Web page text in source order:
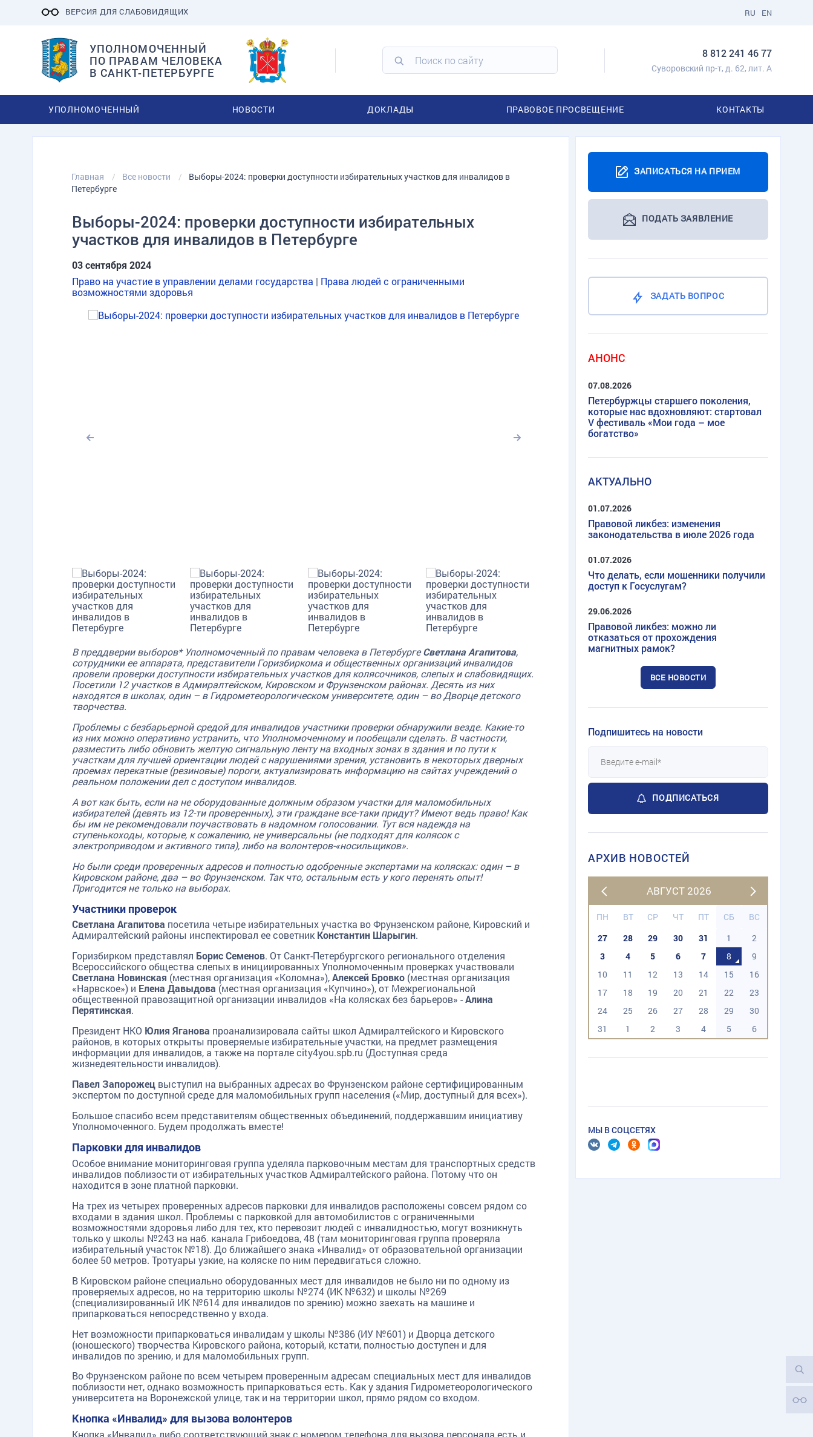
ВЕРСИЯ ДЛЯ СЛАБОВИДЯЩИХ EN
RU
УПОЛНОМОЧЕННЫЙ
ПО ПРАВАМ ЧЕЛОВЕКА
В САНКТ-ПЕТЕРБУРГЕ
8 812 241 46 77
Суворовский пр-т, д. 62, лит. А
УПОЛНОМОЧЕННЫЙ НОВОСТИ ДОКЛАДЫ ПРАВОВОЕ ПРОСВЕЩЕНИЕ КОНТАКТЫ
Главная Все новости
Выборы-2024: проверки доступности избирательных участков для инвалидов в
Петербурге
Выборы-2024: проверки доступности избирательных
участков для инвалидов в Петербурге
03 сентября 2024
Право на участие в управлении делами государства | Права людей с ограниченными
возможностями здоровья
В преддверии выборов* Уполномоченный по правам человека в ПетербургеСветлана Агапитова,
сотрудники ее аппарата, представители Горизбиркома и общественных организаций инвалидов
провели проверки доступности избирательных участков для колясочников, слепых и слабовидящих.
Посетили 12 участков в Адмиралтейском, Кировском и Фрунзенском районах. Десять из них
находятся в школах, один – в Гидрометеорологическом университете, один – во Дворце детского
творчества.
Проблемы с безбарьерной средой для инвалидов участники проверки обнаружили везде. Какие-то
из них можно оперативно устранить, что Уполномоченному и пообещали сделать. В частности,
разместить либо обновить желтую сигнальную ленту на входных зонах в здания и по пути к
участкам для лучшей ориентации людей с нарушениями зрения, установить в некоторых дверных
проемах перекатные (резиновые) пороги, актуализировать информацию на сайтах учреждений о
реальном положении дел с доступом инвалидов.
А вот как быть, если на не оборудованные должным образом участки для маломобильных
избирателей (девять из 12-ти проверенных), эти граждане все-таки придут? Имеют ведь право! Как
бы им не рекомендовали поучаствовать в надомном голосовании. Тут вся надежда на
ступенькоходы, которые, к сожалению, не универсальны (не подходят для колясок с
электроприводом и активного типа), либо на волонтеров-«носильщиков».
Но были среди проверенных адресов и полностью одобренные экспертами на колясках: один – в
Кировском районе, два – во Фрунзенском. Так что, остальным есть у кого перенять опыт!
Пригодится не только на выборах.
Участники проверок
Светлана Агапитова посетила четыре избирательных участка во Фрунзенском районе, Кировский и
Адмиралтейский районы инспектировал ее советникКонстантин Шарыгин.
Горизбирком представлял Борис Семенов. От Санкт-Петербургского регионального отделения
Всероссийского общества слепых в инициированных Уполномоченным проверках участвовали
Светлана Новинская (местная организация «Коломна»),Алексей Бровко (местная организация
«Нарвское») и Елена Давыдова (местная организация «Купчино»), от Межрегиональной
общественной правозащитной организации инвалидов «На колясках без барьеров» -Алина
Перятинская.
Президент НКО Юлия Яганова проанализировала сайты школ Адмиралтейского и Кировского
районов, в которых открыты проверяемые избирательные участки, на предмет размещения
информации для инвалидов, а также на портале city4you.spb.ru (Доступная среда
жизнедеятельности инвалидов).
Павел Запорожец выступил на выбранных адресах во Фрунзенском районе сертифицированным
экспертом по доступной среде для маломобильных групп населения («Мир, доступный для всех»).
Большое спасибо всем представителям общественных объединений, поддержавшим инициативу
Уполномоченного. Будем продолжать вместе!
Парковки для инвалидов
Особое внимание мониторинговая группа уделяла парковочным местам для транспортных средств
инвалидов поблизости от избирательных участков Адмиралтейского района. Потому что он
находится в зоне платной парковки.
На трех из четырех проверенных адресов парковки для инвалидов расположены совсем рядом со
входами в здания школ. Проблемы с парковкой для автомобилистов с ограниченными
возможностями здоровья либо для тех, кто перевозит людей с инвалидностью, могут возникнуть
только у школы №243 на наб. канала Грибоедова, 48 (там мониторинговая группа проверяла
избирательный участок №18). До ближайшего знака «Инвалид» от образовательной организации
более 50 метров. Тротуары узкие, на коляске по ним передвигаться сложно.
В Кировском районе специально оборудованных мест для инвалидов не было ни по одному из
проверяемых адресов, но на территорию школы №274 (ИК №632) и школы №269
(специализированный ИК №614 для инвалидов по зрению) можно заехать на машине и
припарковаться непосредственно у входа.
Нет возможности припарковаться инвалидам у школы №386 (ИУ №601) и Дворца детского
(юношеского) творчества Кировского района, который, кстати, полностью доступен и для
инвалидов по зрению, и для маломобильных групп.
Во Фрунзенском районе по всем четырем проверенным адресам специальных мест для инвалидов
поблизости нет, однако возможность припарковаться есть. Как у здания Гидрометеорологического
университета на Воронежской улице, так и на территории школ, прямо рядом со входом.
Кнопка «Инвалид» для вызова волонтеров
Кнопка «Инвалид» либо соответствующий знак с номером телефона для вызова персонала есть и
ЗАПИСАТЬСЯ НА ПРИЕМ
ПОДАТЬ ЗАЯВЛЕНИЕ
ЗАДАТЬ ВОПРОС
АНОНС
07.08.2026
Петербуржцы старшего поколения,
которые нас вдохновляют: стартовал
V фестиваль «Мои года – мое
богатство»
АКТУАЛЬНО
01.07.2026
Правовой ликбез: изменения
законодательства в июле 2026 года
01.07.2026
Что делать, если мошенники получили
доступ к Госуслугам?
29.06.2026
Правовой ликбез: можно ли
отказаться от прохождения
магнитных рамок?
ВСЕ НОВОСТИ
Подпишитесь на новости
ПОДПИСАТЬСЯ
АРХИВ НОВОСТЕЙ
АВГУСТ 2026
ПН ВТ СР ЧТ ПТ СБ
ВС
27
28 29 30 31 1
2
3
4 5 6 7 8
9
10
11 12 13 14 15
16
17
18 19 20 21 22
23
24
25 26 27 28 29
30
31
1 2 3 4 5 6
МЫ В СОЦСЕТЯХ